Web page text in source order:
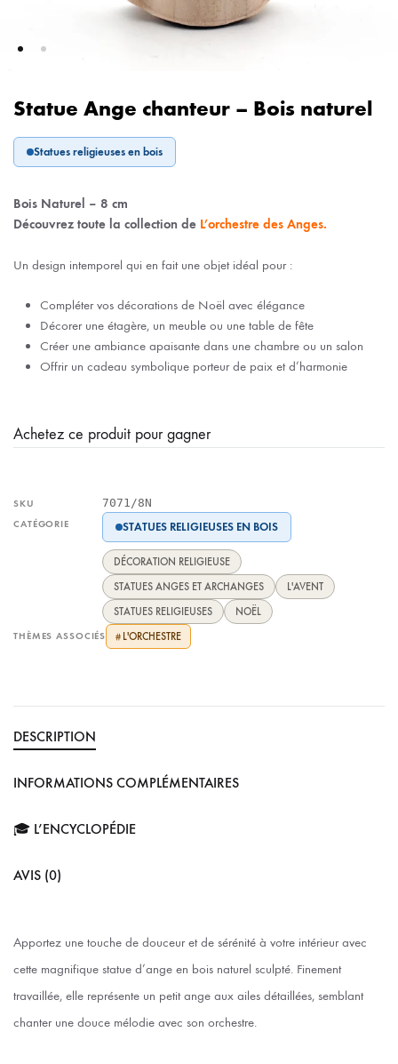
Statue Ange chanteur – Bois naturel
Statues religieuses en bois
Bois Naturel – 8 cm
Découvrez toute la collection de L’orchestre des Anges.
Un design intemporel qui en fait une objet idéal pour :
Compléter vos décorations de Noël avec élégance
Décorer une étagère, un meuble ou une table de fête
Créer une ambiance apaisante dans une chambre ou un salon
Offrir un cadeau symbolique porteur de paix et d’harmonie
Achetez ce produit pour gagner
SKU 7071/8N
CATÉGORIE STATUES RELIGIEUSES EN BOIS
DÉCORATION RELIGIEUSE
STATUES ANGES ET ARCHANGES
L'AVENT
STATUES RELIGIEUSES
NOËL
THÈMES ASSOCIÉS # L'ORCHESTRE
DESCRIPTION
INFORMATIONS COMPLÉMENTAIRES
🎓 L’ENCYCLOPÉDIE
AVIS (0)
Apportez une touche de douceur et de sérénité à votre intérieur avec
cette magnifique statue d’ange en bois naturel sculpté. Finement
travaillée, elle représente un petit ange aux ailes détaillées, semblant
chanter une douce mélodie avec son orchestre.